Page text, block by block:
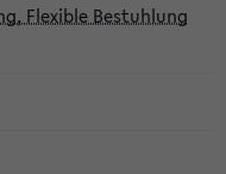
Flexible Bestuhlung